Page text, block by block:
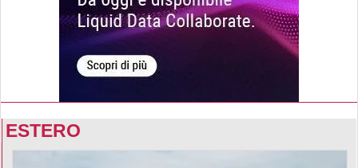
ESTERO